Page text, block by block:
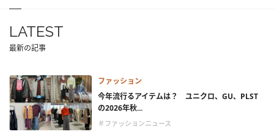
LATEST
最新の記事
ファッション
今年流行るアイテムは？ ユニクロ、GU、PLST
の2026年秋...
＃ファッションニュース